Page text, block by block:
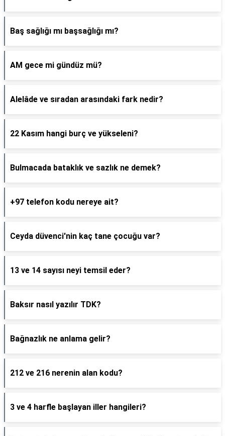
Baş sağlığı mı başsağlığı mı?
AM gece mi gündüz mü?
Alelâde ve sıradan arasındaki fark nedir?
22 Kasım hangi burç ve yükseleni?
Bulmacada bataklık ve sazlık ne demek?
+97 telefon kodu nereye ait?
Ceyda düvenci'nin kaç tane çocuğu var?
13 ve 14 sayısı neyi temsil eder?
Baksır nasıl yazılır TDK?
Bağnazlık ne anlama gelir?
212 ve 216 nerenin alan kodu?
3 ve 4 harfle başlayan iller hangileri?